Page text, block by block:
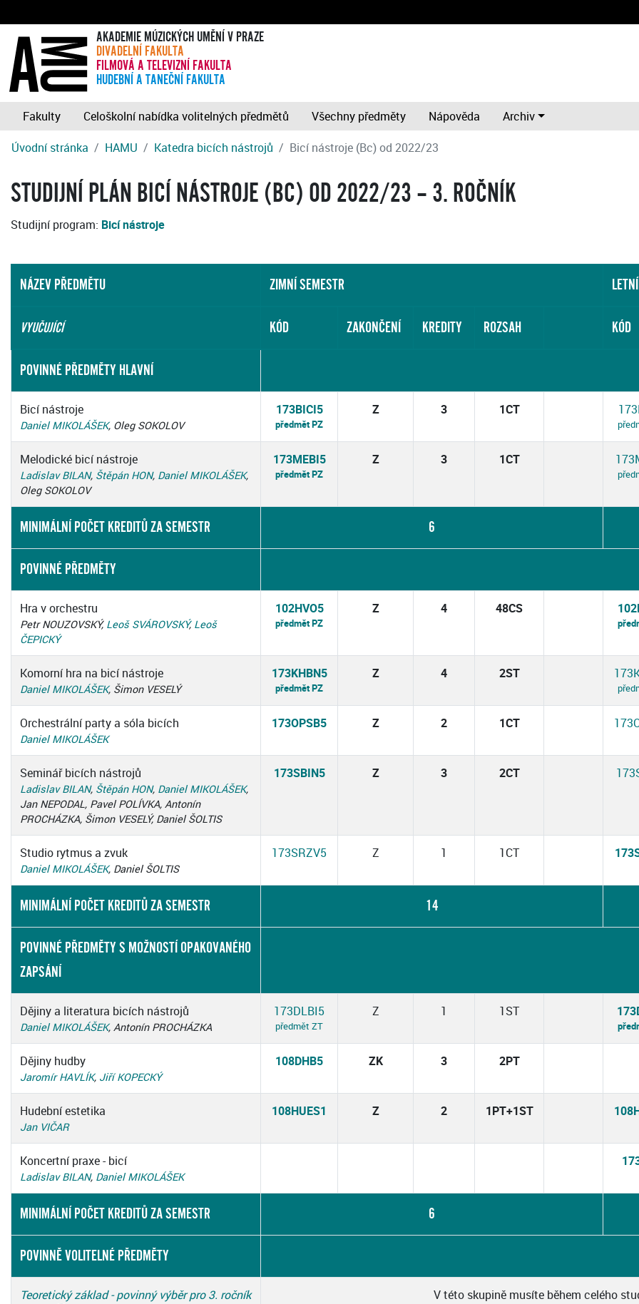
AKADEMIE MÚZICKÝCH UMĚNÍ V PRAZE
DIVADELNÍ FAKULTA
FILMOVÁ A TELEVIZNÍ FAKULTA
HUDEBNÍ A TANEČNÍ FAKULTA
Fakulty Celoškolní nabídka volitelných předmětů Všechny předměty Nápověda
Archiv
Úvodní stránka
HAMU Katedra bicích nástrojů Bicí nástroje (Bc) od 2022/23
STUDIJNÍ PLÁN BICÍ NÁSTROJE (BC) OD 2022/23 – 3. ROČNÍK
Studijní program: Bicí nástroje
NÁZEV PŘEDMĚTU ZIMNÍ SEMESTR
VYUČUJÍCÍ KÓD ZAKONČENÍ KREDITY ROZSAH KÓD
POVINNÉ PŘEDMĚTY HLAVNÍ
Bicí nástroje
Daniel MIKOLÁŠEK, Oleg SOKOLOV
173BICI5
předmět PZ
Z 3 1CT
Melodické bicí nástroje
Ladislav BILAN, Štěpán HON, Daniel MIKOLÁŠEK,
Oleg SOKOLOV
173MEBI5
předmět PZ
Z 3 1CT
MINIMÁLNÍ POČET KREDITŮ ZA SEMESTR 6
POVINNÉ PŘEDMĚTY
Hra v orchestru
Petr NOUZOVSKÝ, Leoš SVÁROVSKÝ, Leoš
ČEPICKÝ
102HVO5
předmět PZ
Z 4 48CS
Komorní hra na bicí nástroje
Daniel MIKOLÁŠEK, Šimon VESELÝ
173KHBN5
předmět PZ
Z 4 2ST
Orchestrální party a sóla bicích
Daniel MIKOLÁŠEK
173OPSB5 Z 2 1CT
Seminář bicích nástrojů
Ladislav BILAN, Štěpán HON, Daniel MIKOLÁŠEK,
Jan NEPODAL, Pavel POLÍVKA, Antonín
PROCHÁZKA, Šimon VESELÝ, Daniel ŠOLTIS
173SBIN5 Z 3 2CT
Studio rytmus a zvuk
Daniel MIKOLÁŠEK, Daniel ŠOLTIS
173SRZV5 Z 1 1CT
MINIMÁLNÍ POČET KREDITŮ ZA SEMESTR 14
POVINNÉ PŘEDMĚTY S MOŽNOSTÍ OPAKOVANÉHO
ZAPSÁNÍ
Dějiny a literatura bicích nástrojů
Daniel MIKOLÁŠEK, Antonín PROCHÁZKA
173DLBI5
předmět ZT
Z 1 1ST
Dějiny hudby
Jaromír HAVLÍK, Jiří KOPECKÝ
108DHB5 ZK 3 2PT
Hudební estetika
Jan VIČAR
108HUES1 Z 2 1PT+1ST
Koncertní praxe - bicí
Ladislav BILAN, Daniel MIKOLÁŠEK
MINIMÁLNÍ POČET KREDITŮ ZA SEMESTR 6
POVINNĚ VOLITELNÉ PŘEDMĚTY
Teoretický základ - povinný výběr pro 3. ročník
V této skupině musíte během celého